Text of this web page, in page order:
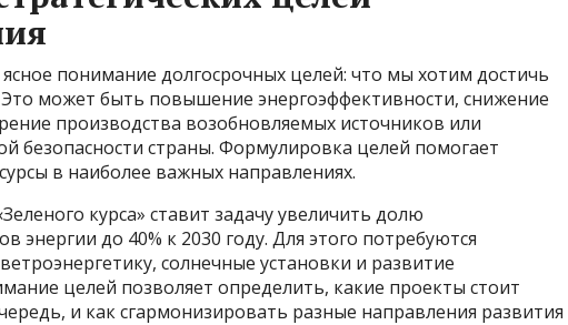
понимание долгосрочных целей: что мы хотим достичь
может быть повышение энергоэффективности, снижение
производства возобновляемых источников или
безопасности страны. Формулировка целей помогает
в наиболее важных направлениях.
курса» ставит задачу увеличить долю
энергии до 40% к 2030 году. Для этого потребуются
солнечные установки и развитие
целей позволяет определить, какие проекты стоит
и как сгармонизировать разные направления развития